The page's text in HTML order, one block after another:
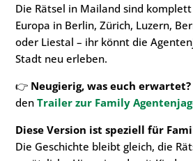
Die Rätsel in Mailand sind
Europa in Berlin, Zürich, Luzern,
oder Liestal – ihr könnt die
Stadt neu erleben.
👉 Neugierig, was euch erwartet?
den Trailer zur Family
Diese Version ist speziell für
Die Geschichte bleibt gleich, die